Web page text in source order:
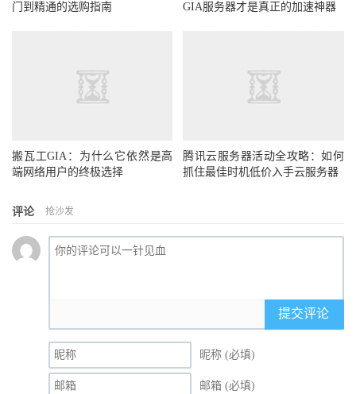
门到精通的选购指南
GIA服务器才是真正的加速神器
搬瓦工GIA：为什么它依然是高
端网络用户的终极选择
腾讯云服务器活动全攻略：如何
抓住最佳时机低价入手云服务器
评论 抢沙发
提交评论
昵称 (必填)
邮箱 (必填)